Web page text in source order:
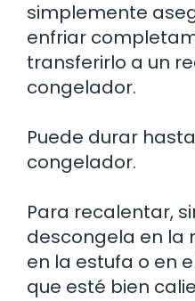
simplemente
enfriar
transferirlo a un
congelador.
Puede durar
congelador.
Para recalentar,
descongela en la
en la estufa o en
que esté bien